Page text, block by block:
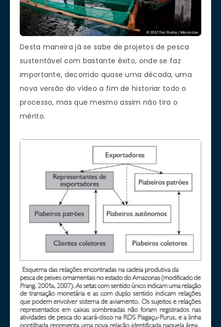
Desta maneira já se sabe de projetos de pesca
sustentável com bastante êxito, onde se faz
importante, decorrido quase uma década, uma
nova versão do vídeo a fim de historiar todo o
processo, mas que mesmo assim não tira o
mérito.